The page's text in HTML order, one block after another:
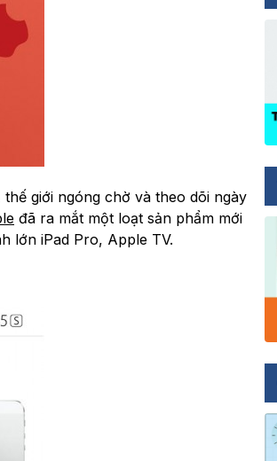
giới ngóng chờ và theo dõi ngày
đã ra mắt một loạt sản phẩm mới
lớn iPad Pro, Apple TV.